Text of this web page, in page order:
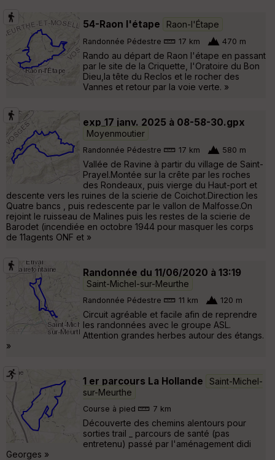
54-Raon l'étape Raon-l'Étape
Randonnée Pédestre 17 km 470 m
Rando au départ de Raon l'étape en passant
par le site de la Criquette, l'Oratoire du Bon
Dieu,la tête du Reclos et le rocher des
Vannes et retour par la voie verte. »
exp_17 janv. 2025 à 08-58-30.gpx
Moyenmoutier
Randonnée Pédestre 17 km 580 m
Vallée de Ravine à partir du village de Saint-
Prayel.Montée sur la crête par les roches
des Rondeaux, puis vierge du Haut-port et
descente vers les ruines de la scierie de Coichot.Direction les
Quatre bancs , puis redescente par le vallon de Malfosse.On
rejoint le ruisseau de Malines puis les restes de la scierie de
Barodet (incendiée en octobre 1944 pour masquer les corps
de 11agents ONF et »
Randonnée du 11/06/2020 à 13:19
Saint-Michel-sur-Meurthe
Randonnée Pédestre 11 km 120 m
Circuit agréable et facile afin de reprendre
les randonnées avec le groupe ASL.
Attention grandes herbes autour des étangs.
»
1 er parcours La Hollande
Saint-Michel-
sur-Meurthe
Course à pied 7 km
Découverte des chemins alentours pour
sorties trail _ parcours de santé (pas
entretenu) passé par l'aménagement didi
Georges »